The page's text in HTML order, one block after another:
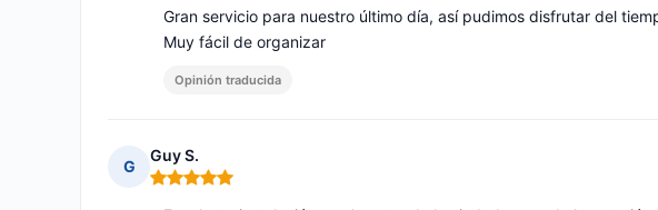
Gran servicio para nuestro último día, así pudimos disfrutar del
Muy fácil de organizar
Opinión traducida
G
Guy S.
Nota: 5 de 5